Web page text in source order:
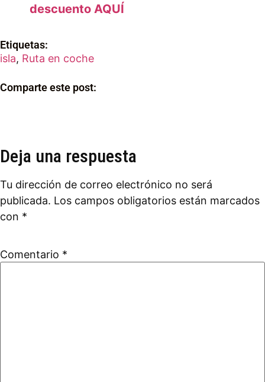
descuento AQUÍ
Etiquetas:
isla, Ruta en coche
Comparte este post:
Deja una respuesta
Tu dirección de correo electrónico no será
publicada. Los campos obligatorios están marcados
con *
Comentario *